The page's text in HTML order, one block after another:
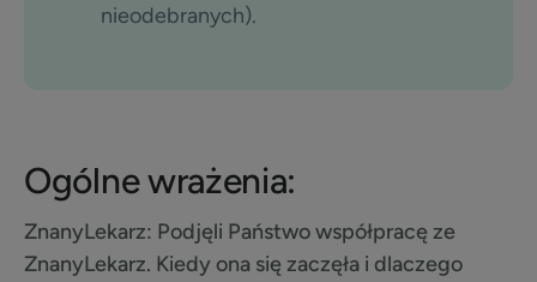
nieodebranych).
Ogólne wrażenia:
ZnanyLekarz: Podjęli Państwo współpracę ze
ZnanyLekarz. Kiedy ona się zaczęła i dlaczego